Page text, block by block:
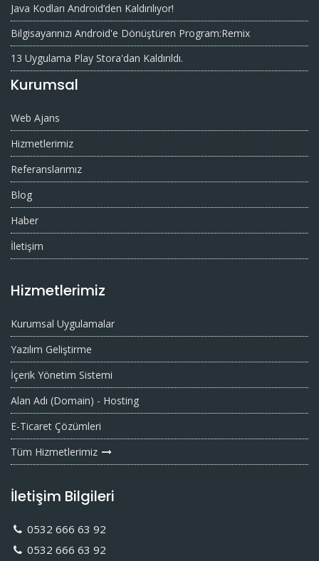
Java Kodları Android’den Kaldırılıyor!
Bilgisayarınızı Android'e Dönüştüren Program:Remix
13 Uygulama Play Stora'dan Kaldırıldı.
Kurumsal
Web Ajans
Hizmetlerimiz
Referanslarımız
Blog
Haber
İletişim
Hizmetlerimiz
Kurumsal Uygulamalar
Yazılım Geliştirme
İçerik Yönetim Sistemi
Alan Adı (Domain) - Hosting
E-Ticaret Çözümleri
Tüm Hizmetlerimiz
İletişim Bilgileri
0532 666 63 92
0532 666 63 92